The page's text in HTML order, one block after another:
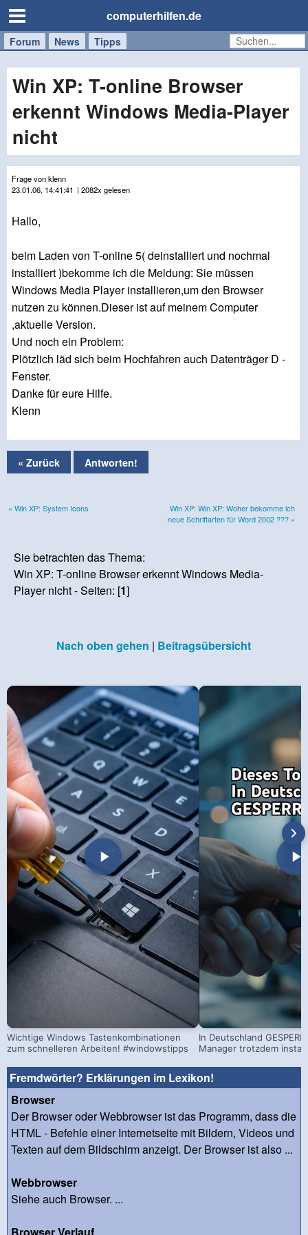
computerhilfen.de
Forum News Tipps
Handy
Tablet
Windows
Mac
Win XP: T-online Browser
erkennt Windows Media-Player
nicht
Frage von klenn
23.01.06, 14:41:41 | 2082x gelesen
Hallo,
beim Laden von T-online 5( deinstalliert und nochmal
installiert )bekomme ich die Meldung: Sie müssen
Windows Media Player installieren,um den Browser
nutzen zu können.Dieser ist auf meinem Computer
,aktuelle Version.
Und noch ein Problem:
Plötzlich läd sich beim Hochfahren auch Datenträger D -
Fenster.
Danke für eure Hilfe.
Klenn
« Zurück Antworten!
« Win XP: System Icons
Win XP: Win XP: Woher bekomme ich
neue Schriftarten für Word 2002 ??? »
Sie betrachten das Thema:
Win XP: T-online Browser erkennt Windows Media-
Player nicht - Seiten: [1]
Nach oben gehen | Beitragsübersicht
Wichtige Windows Tastenkombinationen
zum schnelleren Arbeiten! #windowstipps
In Deutschland
Manager trotzdem
Fremdwörter? Erklärungen im Lexikon!
Browser
Der Browser oder Webbrowser ist das Programm, dass die
HTML - Befehle einer Internetseite mit Bildern, Videos und
Texten auf dem Bildschirm anzeigt. Der Browser ist also ...
Webbrowser
Siehe auch Browser. ...
Browser Verlauf